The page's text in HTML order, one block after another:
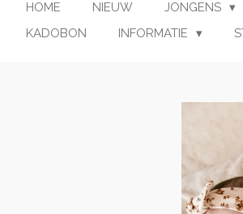
HOME NIEUW JONGENS
KADOBON
INFORMATIE